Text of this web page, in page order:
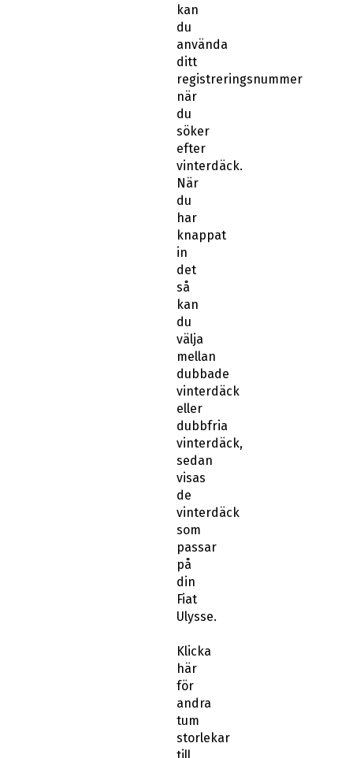
kan
du
använda
ditt
registreringsnummer
när
du
söker
efter
vinterdäck.
När
du
har
knappat
in
det
så
kan
du
välja
mellan
dubbade
vinterdäck
eller
dubbfria
vinterdäck,
sedan
visas
de
vinterdäck
som
passar
på
din
Fiat
Ulysse.
Klicka
här
för
andra
tum
storlekar
till